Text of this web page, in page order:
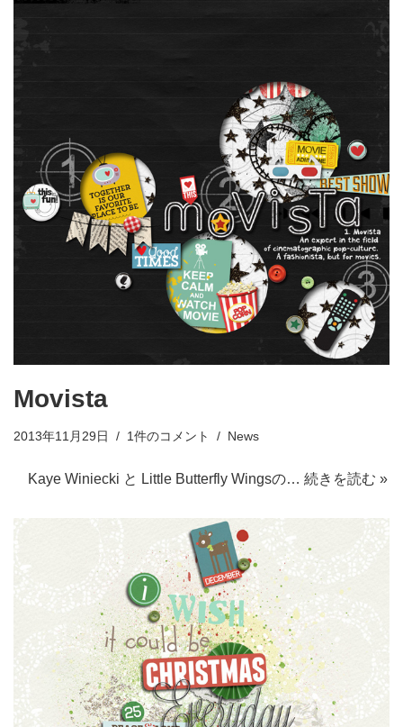
Movista
2013年11月29日 1件のコメント News
Kaye Winiecki と Little Butterfly Wingsの… 続きを読む »